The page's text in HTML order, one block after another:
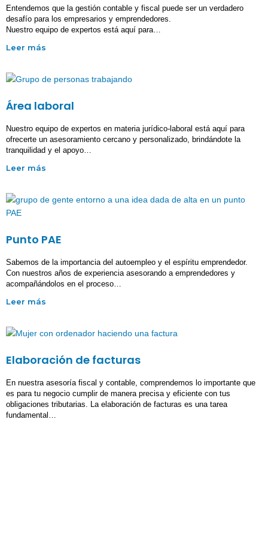
Entendemos que la gestión contable y fiscal puede ser un verdadero
desafío para los empresarios y emprendedores.
Nuestro equipo de expertos está aquí para…
Área laboral
Nuestro equipo de expertos en materia jurídico-laboral está aquí para
ofrecerte un asesoramiento cercano y personalizado, brindándote la
tranquilidad y el apoyo…
Punto PAE
Sabemos de la importancia del autoempleo y el espíritu emprendedor.
Con nuestros años de experiencia asesorando a emprendedores y
acompañándolos en el proceso…
Elaboración de facturas
En nuestra asesoría fiscal y contable, comprendemos lo importante que
es para tu negocio cumplir de manera precisa y eficiente con tus
obligaciones tributarias. La elaboración de facturas es una tarea
fundamental…